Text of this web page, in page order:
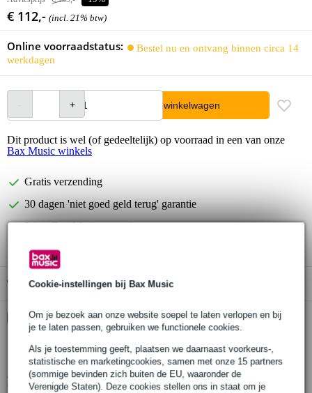
Cookie-instellingen bij Bax Music
Om je bezoek aan onze website soepel te laten verlopen en bij
je te laten passen, gebruiken we functionele cookies.
Als je toestemming geeft, plaatsen we daarnaast voorkeurs-,
statistische en marketingcookies, samen met onze 15 partners
(sommige bevinden zich buiten de EU, waaronder de
Verenigde Staten). Deze cookies stellen ons in staat om je
€ 112,- (incl. 21% btw)
Online voorraadstatus:
Bestel nu en ontvang binnen circa 14
werkdagen
In winkelwagen
Dit product is wel (of gedeeltelijk) op voorraad in een van onze
Bax Music winkels
Gratis verzending
30 dagen 'niet goed geld terug' garantie
3 jaar Bax Music garantie
Gratis ophalen in de winkel
Kies nu voor 2 jaar extra Bax Music garantie en meer
voordelen
€ 5,60 eenmalig
Productinformatie